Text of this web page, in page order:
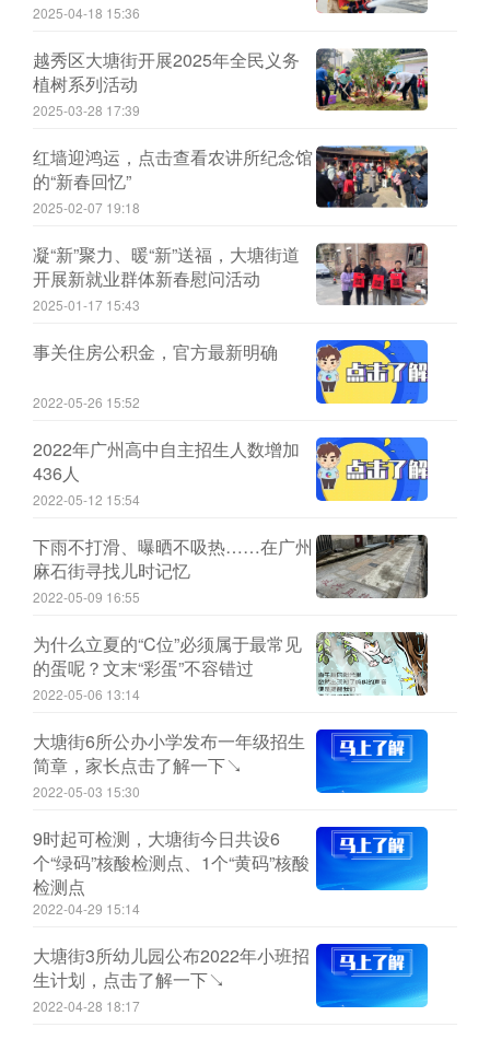
2025-04-18 15:36
越秀区大塘街开展2025年全民义务
植树系列活动
2025-03-28 17:39
红墙迎鸿运，点击查看农讲所纪念馆
的“新春回忆”
2025-02-07 19:18
凝“新”聚力、暖“新”送福，大塘街道
开展新就业群体新春慰问活动
2025-01-17 15:43
事关住房公积金，官方最新明确
2022-05-26 15:52
2022年广州高中自主招生人数增加
436人
2022-05-12 15:54
下雨不打滑、曝晒不吸热……在广州
麻石街寻找儿时记忆
2022-05-09 16:55
为什么立夏的“C位”必须属于最常见
的蛋呢？文末“彩蛋”不容错过
2022-05-06 13:14
大塘街6所公办小学发布一年级招生
简章，家长点击了解一下↘
2022-05-03 15:30
9时起可检测，大塘街今日共设6
个“绿码”核酸检测点、1个“黄码”核酸
检测点
2022-04-29 15:14
大塘街3所幼儿园公布2022年小班招
生计划，点击了解一下↘
2022-04-28 18:17